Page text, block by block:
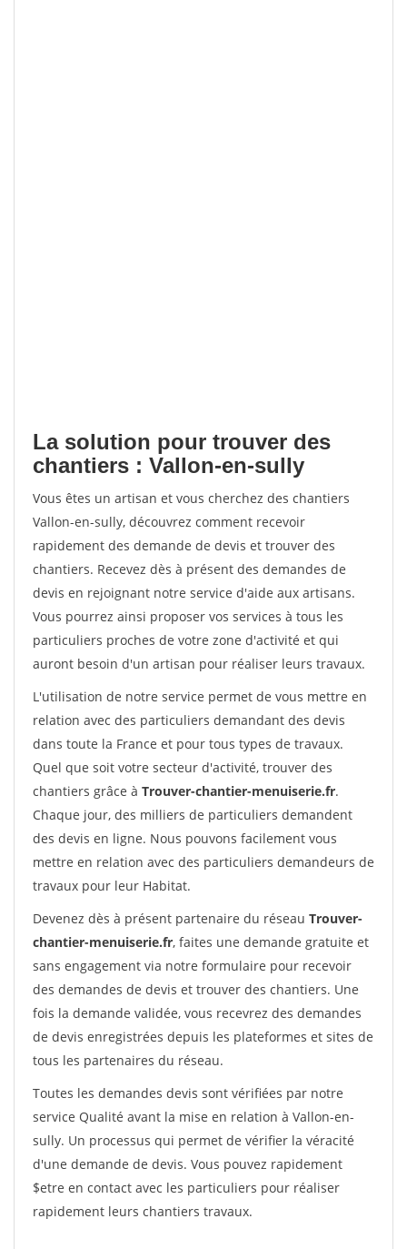
La solution pour trouver des
chantiers : Vallon-en-sully
Vous êtes un artisan et vous cherchez des chantiers
Vallon-en-sully, découvrez comment recevoir
rapidement des demande de devis et trouver des
chantiers. Recevez dès à présent des demandes de
devis en rejoignant notre service d'aide aux artisans.
Vous pourrez ainsi proposer vos services à tous les
particuliers proches de votre zone d'activité et qui
auront besoin d'un artisan pour réaliser leurs travaux.
L'utilisation de notre service permet de vous mettre en
relation avec des particuliers demandant des devis
dans toute la France et pour tous types de travaux.
Quel que soit votre secteur d'activité, trouver des
chantiers grâce à Trouver-chantier-menuiserie.fr.
Chaque jour, des milliers de particuliers demandent
des devis en ligne. Nous pouvons facilement vous
mettre en relation avec des particuliers demandeurs de
travaux pour leur Habitat.
Devenez dès à présent partenaire du réseau Trouver-
chantier-menuiserie.fr, faites une demande gratuite et
sans engagement via notre formulaire pour recevoir
des demandes de devis et trouver des chantiers. Une
fois la demande validée, vous recevrez des demandes
de devis enregistrées depuis les plateformes et sites de
tous les partenaires du réseau.
Toutes les demandes devis sont vérifiées par notre
service Qualité avant la mise en relation à Vallon-en-
sully. Un processus qui permet de vérifier la véracité
d'une demande de devis. Vous pouvez rapidement
$etre en contact avec les particuliers pour réaliser
rapidement leurs chantiers travaux.